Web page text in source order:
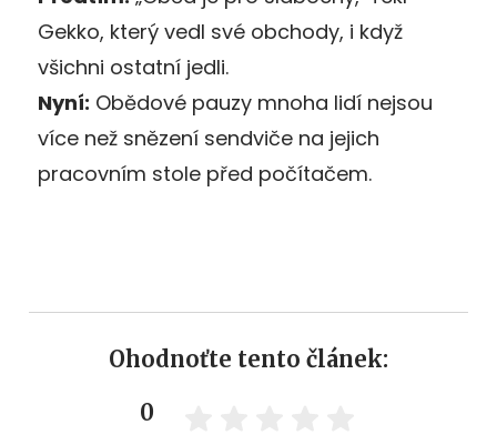
Gekko, který vedl své obchody, i když
všichni ostatní jedli.
Nyní: Obědové pauzy mnoha lidí nejsou
více než snězení sendviče na jejich
pracovním stole před počítačem.
Ohodnoťte tento článek:
0